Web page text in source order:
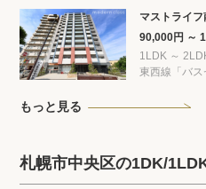
マストライ
90,000円 ～
1LDK ～
東西線「バ
もっと見る
札幌市中央区の1DK/